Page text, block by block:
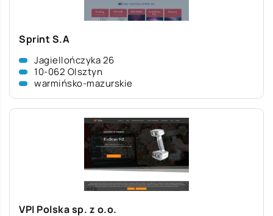
Sprint S.A
Jagiellończyka 26
10-062 Olsztyn
warmińsko-mazurskie
VPI Polska sp. z o.o.